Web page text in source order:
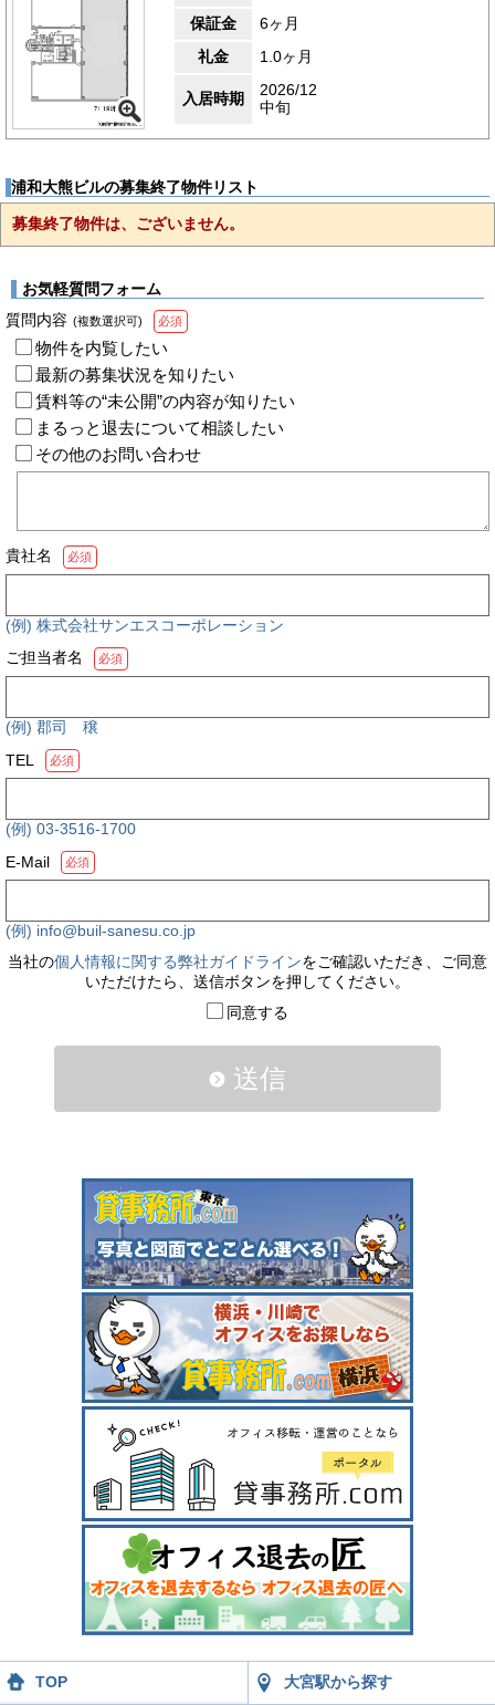
保証金
6ヶ月
礼金
1.0ヶ月
入居時期
2026/12
中旬
浦和大熊ビルの募集終了物件リスト
募集終了物件は、ございません。
お気軽質問フォーム
質問内容 (複数選択可) 必須
物件を内覧したい
最新の募集状況を知りたい
賃料等の“未公開”の内容が知りたい
まるっと退去について相談したい
その他のお問い合わせ
貴社名 必須
(例) 株式会社サンエスコーポレーション
ご担当者名
必須
(例) 郡司 穣
TEL
必須
(例) 03-3516-1700
E-Mail
必須
(例) info@buil-sanesu.co.jp
当社の個人情報に関する弊社ガイドラインをご確認いただき、ご同意
いただけたら、送信ボタンを押してください。
同意する
送信
TOP 大宮駅から探す